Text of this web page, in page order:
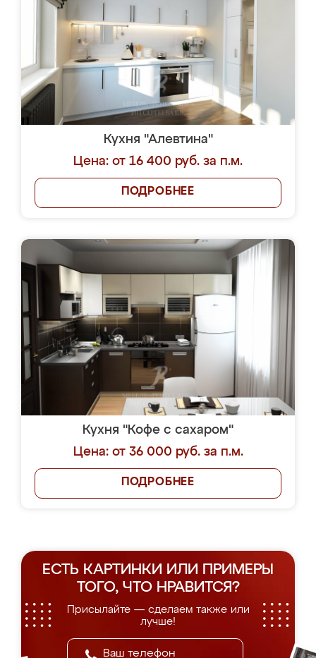
Кухня "Алевтина"
Цена: от 16 400 руб. за п.м.
ПОДРОБНЕЕ
Кухня "Кофе с сахаром"
Цена: от 36 000 руб. за п.м.
ПОДРОБНЕЕ
ЕСТЬ КАРТИНКИ ИЛИ ПРИМЕРЫ
ТОГО, ЧТО НРАВИТСЯ?
Присылайте — сделаем также или
лучше!